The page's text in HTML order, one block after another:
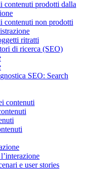
contenuti prodotti dalla
contenuti non prodotti
ritratti
di ricerca (SEO)
SEO: Search
contenuti
e user stories